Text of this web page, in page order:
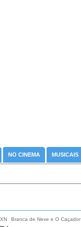
NO CINEMA MUSICAIS
Branca de Neve e O Caçador